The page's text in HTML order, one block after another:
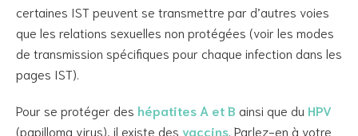
certaines IST peuvent se transmettre par d’autres voies
que les relations sexuelles non protégées (voir les modes
de transmission spécifiques pour chaque infection dans les
pages IST).
Pour se protéger des hépatites A et B ainsi que du HPV
(papilloma virus), il existe des vaccins . Parlez-en à votre